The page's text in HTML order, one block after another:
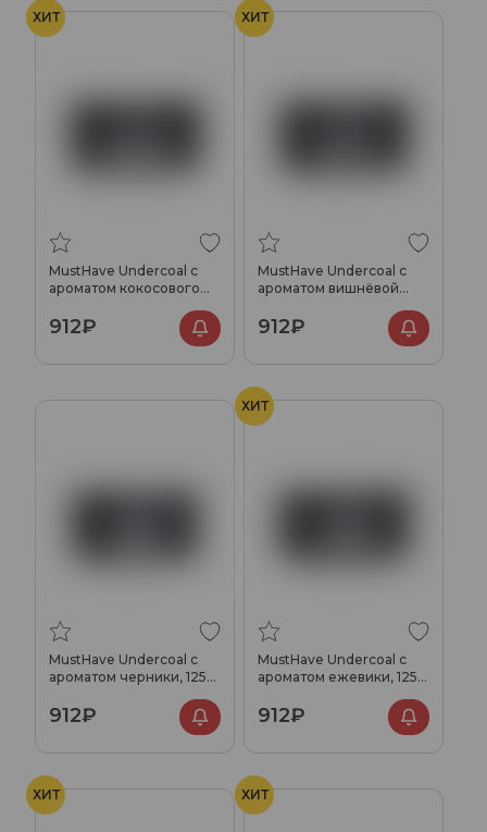
ХИТ
MustHave Undercoal с
ароматом кокосового
912₽
ХИТ
MustHave Undercoal с
ароматом вишнёвой
912₽
MustHave Undercoal с
ароматом черники, 125
912₽
ХИТ
MustHave Undercoal с
ароматом ежевики, 125
912₽
ХИТ ХИТ